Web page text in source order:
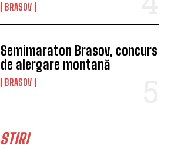
EVENIMENTE
O comunitate mai bine
pregătită: Groupama
instruiește șoferii RATBV în
acordarea primului ajutor,
EVENIMENTE